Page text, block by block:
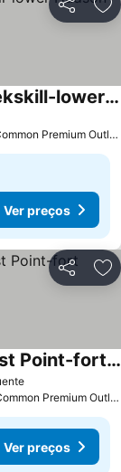
Partilhar
Holiday Inn Express & Suites Peekskill-lower Hudson Valley By Ihg
a 16.2 km de Woodbury Common Premium Outlets
Ver preços
Partilhar
Holiday Inn Express & Suites West Point-fort Montgomery By Ihg
a 12.6 km de Woodbury Common Premium Outlets
Ver preços